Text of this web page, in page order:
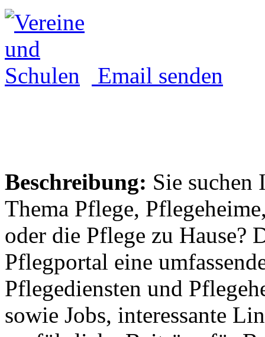
Email senden
Beschreibung: Sie suchen
Thema Pflege,
oder die Pflege zu Hause?
Pflegportal eine
Pflegediensten und
sowie Jobs, interessante